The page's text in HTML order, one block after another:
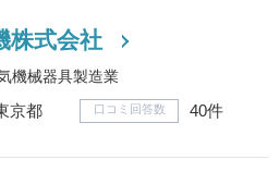
株式会社
機械器具製造業
京都 口コミ回答数 40件